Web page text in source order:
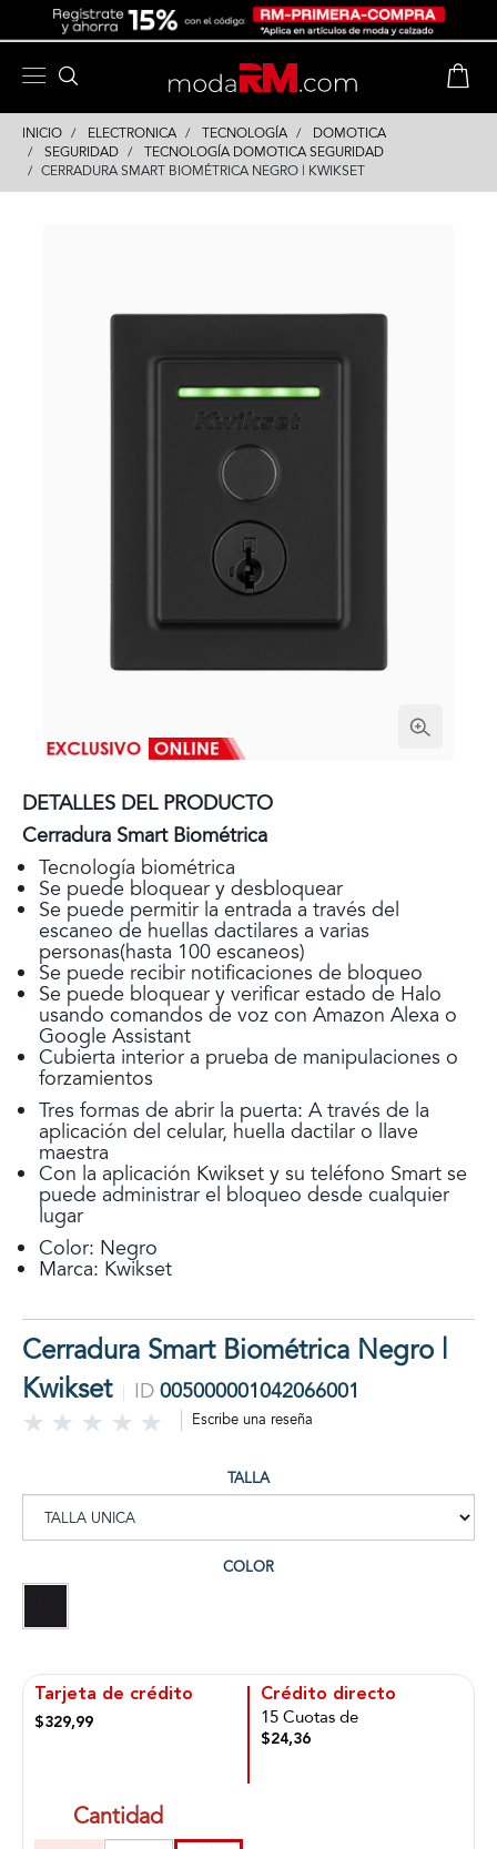
INICIO ELECTRONICA TECNOLOGÍA
DOMOTICA
SEGURIDAD
TECNOLOGÍA DOMOTICA SEGURIDAD
CERRADURA SMART BIOMÉTRICA NEGRO | KWIKSET
DETALLES DEL PRODUCTO
Cerradura Smart Biométrica
Tecnología biométrica
Se puede bloquear y desbloquear
Se puede permitir la entrada a través del
escaneo de huellas dactilares a varias
personas(hasta 100 escaneos)
Se puede recibir notificaciones de bloqueo
Se puede bloquear y verificar estado de Halo
usando comandos de voz con Amazon Alexa o
Google Assistant
Cubierta interior a prueba de manipulaciones o
forzamientos
Tres formas de abrir la puerta: A través de la
aplicación del celular, huella dactilar o llave
maestra
Con la aplicación Kwikset y su teléfono Smart se
puede administrar el bloqueo desde cualquier
lugar
Color: Negro
Marca: Kwikset
Cerradura Smart Biométrica Negro |
Kwikset
ID 005000001042066001
Escribe una reseña
TALLA
COLOR
Tarjeta de crédito
$329,99
Crédito directo
15 Cuotas de
$24,36
Cantidad